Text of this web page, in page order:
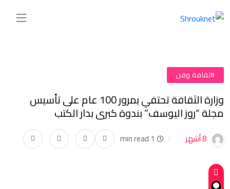
#ثقافة وفن
وزارة الثقافة تحتفي بمرور 100 عام على تأسيس
مجلة “روز اليوسف” بندوة كبرى بدار الكتب
8 أشهر 1 min read